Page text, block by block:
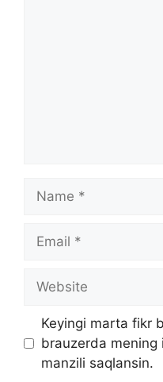
Name
Email
Website
Keyingi marta fikr
brauzerda mening
manzili saqlansin.